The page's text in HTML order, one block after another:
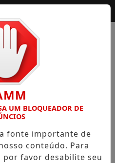
UM BLOQUEADOR DE
fonte importante de
conteúdo. Para
favor desabilite seu